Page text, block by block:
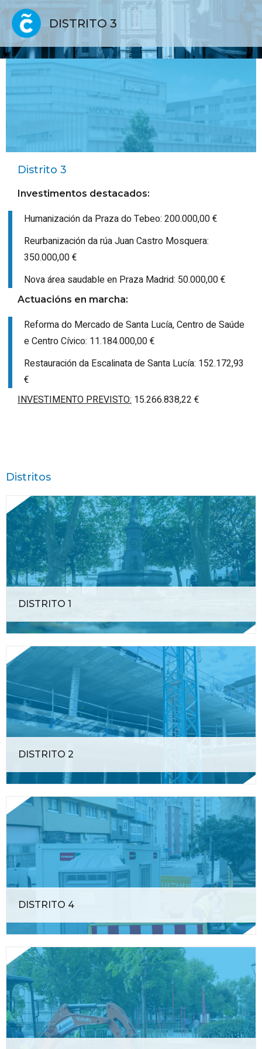
DISTRITO 3
Distrito 3
Investimentos destacados:
Humanización da Praza do Tebeo: 200.000,00 €
Reurbanización da rúa Juan Castro Mosquera:
350.000,00 €
Nova área saudable en Praza Madrid: 50.000,00 €
Actuacións en marcha:
Reforma do Mercado de Santa Lucía, Centro de Saúde
e Centro Cívico: 11.184.000,00 €
Restauración da Escalinata de Santa Lucía: 152.172,93
€
INVESTIMENTO PREVISTO: 15.266.838,22 €
Distritos
DISTRITO 1
DISTRITO 2
DISTRITO 4